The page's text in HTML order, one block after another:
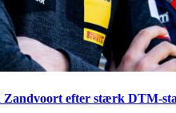
Zandvoort efter stærk DTM-